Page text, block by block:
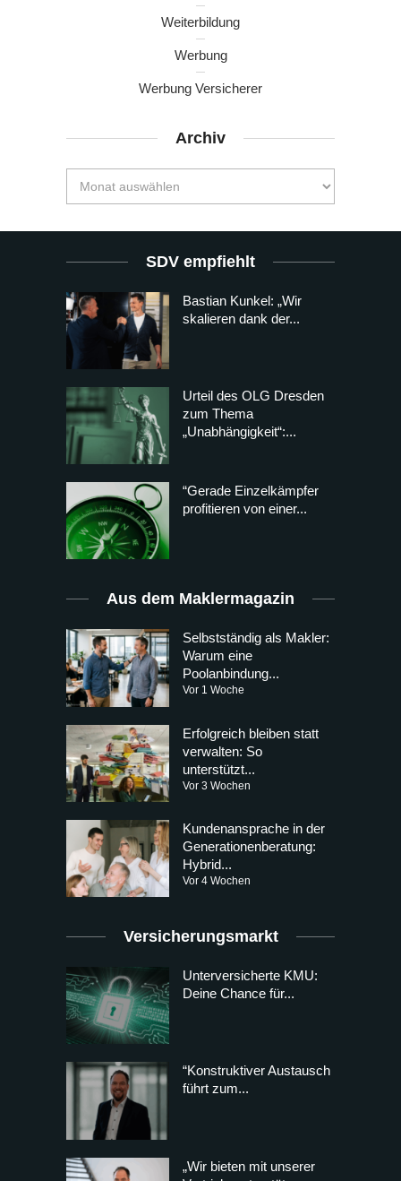
Weiterbildung
Werbung
Werbung Versicherer
Archiv
SDV empfiehlt
Bastian Kunkel: „Wir
skalieren dank der...
Urteil des OLG Dresden
zum Thema
„Unabhängigkeit“:...
“Gerade Einzelkämpfer
profitieren von einer...
Aus dem Maklermagazin
Selbstständig als Makler:
Warum eine
Poolanbindung...
Vor 1 Woche
Erfolgreich bleiben statt
verwalten: So
unterstützt...
Vor 3 Wochen
Kundenansprache in der
Generationenberatung:
Hybrid...
Vor 4 Wochen
Versicherungsmarkt
Unterversicherte KMU:
Deine Chance für...
“Konstruktiver Austausch
führt zum...
„Wir bieten mit unserer